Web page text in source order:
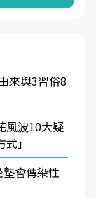
來與3習俗8
風波10大疑
」
會傳染性